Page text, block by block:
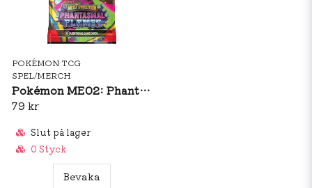
POKÉMON TCG
SPEL/MERCH
Pokémon ME02: Phantasmal Flames Booster Pack
79 kr
Slut på lager
0 Styck
Bevaka